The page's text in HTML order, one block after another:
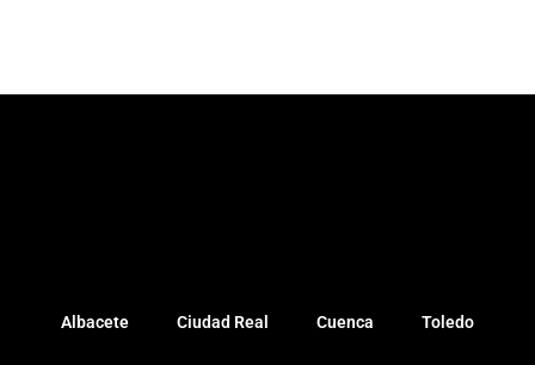
Albacete Ciudad Real Cuenca Toledo